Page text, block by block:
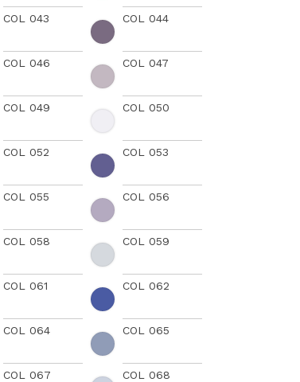
COL 043 COL 044
COL 046 COL 047
COL 049 COL 050
COL 052 COL 053
COL 055 COL 056
COL 058 COL 059
COL 061 COL 062
COL 064 COL 065
COL 067 COL 068